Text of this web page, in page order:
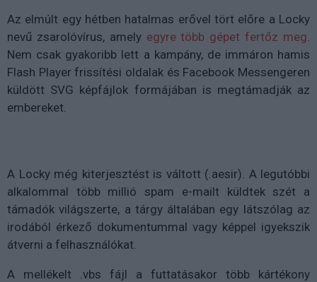
Az elmúlt egy hétben hatalmas erővel tört előre a Locky
nevű zsarolóvírus, amely egyre több gépet fertőz meg
Nem csak gyakoribb lett a kampány, de immáron hamis
Flash Player frissítési oldalak és Facebook Messengeren
küldött SVG képfájlok formájában is megtámadják az
embereket.
A Locky még kiterjesztést is váltott (.aesir). A legutóbbi
alkalommal több millió spam e-mailt küldtek szét a
támadók világszerte, a tárgy általában egy látszólag az
irodából érkező dokumentummal vagy képpel igyekszik
átverni a felhasználókat.
A mellékelt .vbs fájl a futtatásakor több kártékony